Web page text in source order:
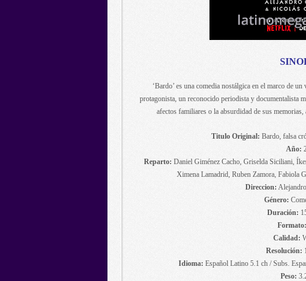
‘Bardo’ es una comedia nostálgica en el marco de
protagonista, un reconocido periodista y documentalista
afectos familiares o la absurdidad de sus
Titulo Original: Bardo, falsa
Año:
Reparto: Daniel Giménez Cacho, Griselda Siciliani,
Ximena Lamadrid, Ruben Zamora, Fabiola
Direccion:
Género:
Duración:
Formato:
Calidad:
Resolución:
Idioma: Español Latino 5.1 ch / Subs.
Peso: